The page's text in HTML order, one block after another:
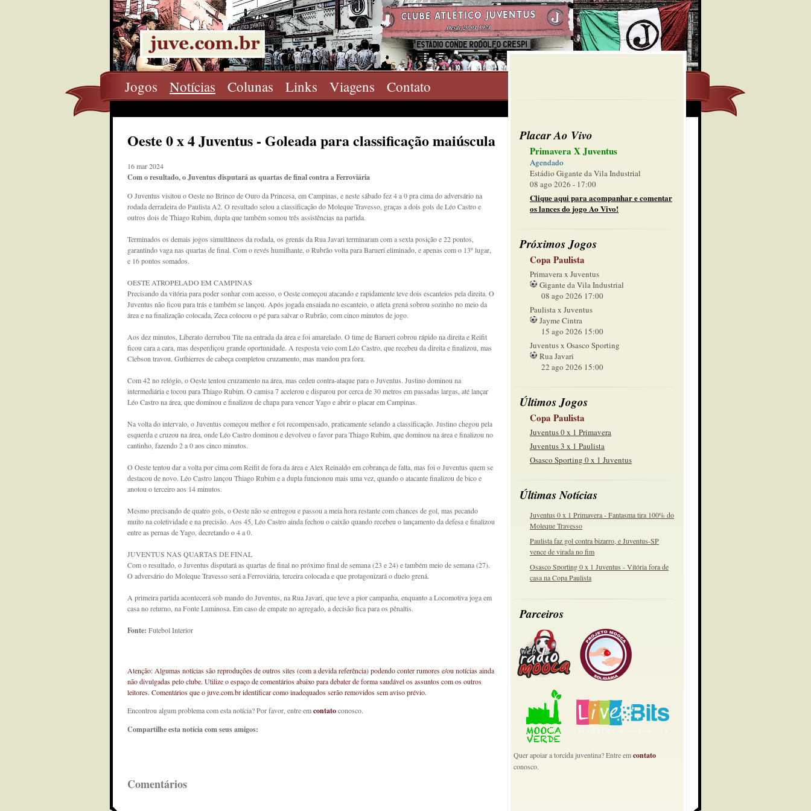
Jogos Notícias Colunas Links Viagens Contato
Placar Ao Vivo
Primavera X Juventus
Agendado
Estádio Gigante da Vila Industrial
08 ago 2026 - 17:00
Clique aqui para acompanhar e comentar
os lances do jogo Ao Vivo!
Próximos Jogos
Copa Paulista
Primavera x Juventus
Gigante da Vila Industrial
08 ago 2026 17:00
Paulista x Juventus
Jayme Cintra
15 ago 2026 15:00
Juventus x Osasco Sporting
Rua Javari
22 ago 2026 15:00
Últimos Jogos
Copa Paulista
Juventus 0 x 1 Primavera
Juventus 3 x 1 Paulista
Osasco Sporting 0 x 1 Juventus
Últimas Notícias
Juventus 0 x 1 Primavera - Fantasma tira 100% do
Moleque Travesso
Paulista faz gol contra bizarro, e Juventus-SP
vence de virada no fim
Osasco Sporting 0 x 1 Juventus - Vitória fora de
casa na Copa Paulista
Parceiros
Quer apoiar a torcida juventina? Entre emcontato
conosco.
Oeste 0 x 4 Juventus - Goleada para classificação maiúscula
16 mar 2024
Com o resultado, o Juventus disputará as quartas de final contra a Ferroviária
O Juventus visitou o Oeste no Brinco de Ouro da Princesa, em Campinas, e neste sábado fez 4 a 0 pra cima do adversário na
rodada derradeira do Paulista A2. O resultado selou a classificação do Moleque Travesso, graças a dois gols de Léo Castro e
outros dois de Thiago Rubim, dupla que também somou três assistências na partida.
Terminados os demais jogos simultâneos da rodada, os grenás da Rua Javari terminaram com a sexta posição e 22 pontos,
garantindo vaga nas quartas de final. Com o revés humilhante, o Rubrão volta para Barueri eliminado, e apenas com o 13º lugar,
e 16 pontos somados.
OESTE ATROPELADO EM CAMPINAS
Precisando da vitória para poder sonhar com acesso, o Oeste começou atacando e rapidamente teve dois escanteios pela direita. O
Juventus não ficou para trás e também se lançou. Após jogada ensaiada no escanteio, o atleta grená sobrou sozinho no meio da
área e na finalização colocada, Zeca colocou o pé para salvar o Rubrão, com cinco minutos de jogo.
Aos dez minutos, Liberato derrubou Tite na entrada da área e foi amarelado. O time de Barueri cobrou rápido na direita e Reifit
ficou cara a cara, mas desperdiçou grande oportunidade. A resposta veio com Léo Castro, que recebeu da direita e finalizou, mas
Clebson travou. Guthierres de cabeça completou cruzamento, mas mandou pra fora.
Com 42 no relógio, o Oeste tentou cruzamento na área, mas cedeu contra-ataque para o Juventus. Justino dominou na
intermediária e tocou para Thiago Rubim. O camisa 7 acelerou e disparou por cerca de 30 metros em passadas largas, até lançar
Léo Castro na área, que dominou e finalizou de chapa para vencer Yago e abrir o placar em Campinas.
Na volta do intervalo, o Juventus começou melhor e foi recompensado, praticamente selando a classificação. Justino chegou pela
esquerda e cruzou na área, onde Léo Castro dominou e devolveu o favor para Thiago Rubim, que dominou na área e finalizou no
cantinho, fazendo 2 a 0 aos cinco minutos.
O Oeste tentou dar a volta por cima com Reifit de fora da área e Alex Reinaldo em cobrança de falta, mas foi o Juventus quem se
destacou de novo. Léo Castro lançou Thiago Rubim e a dupla funcionou mais uma vez, quando o atacante finalizou de bico e
anotou o terceiro aos 14 minutos.
Mesmo precisando de quatro gols, o Oeste não se entregou e passou a meia hora restante com chances de gol, mas pecando
muito na coletividade e na precisão. Aos 45, Léo Castro ainda fechou o caixão quando recebeu o lançamento da defesa e finalizou
entre as pernas de Yago, decretando o 4 a 0.
JUVENTUS NAS QUARTAS DE FINAL
Com o resultado, o Juventus disputará as quartas de final no próximo final de semana (23 e 24) e também meio de semana (27).
O adversário do Moleque Travesso será a Ferroviária, terceira colocada e que protagonizará o duelo grená.
A primeira partida acontecerá sob mando do Juventus, na Rua Javari, que teve a pior campanha, enquanto a Locomotiva joga em
casa no returno, na Fonte Luminosa. Em caso de empate no agregado, a decisão fica para os pênaltis.
Fonte: Futebol Interior
Atenção: Algumas notícias são reproduções de outros sites (com a devida referência) podendo conter rumores e/ou notícias ainda
não divulgadas pelo clube. Utilize o espaço de comentários abaixo para debater de forma saudável os assuntos com os outros
leitores. Comentários que o juve.com.br identificar como inadequados serão removidos sem aviso prévio.
Encontrou algum problema com esta notícia? Por favor, entre emcontatoconosco.
Compartilhe esta notícia com seus amigos:
Comentários